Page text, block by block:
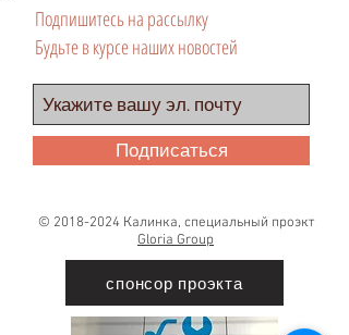
Подпишитесь на рассылку
Будьте в курсе наших новостей
Подписаться
© 2018-2024 Калинка, специальный проэкт
Gloria Group
спонсор проэкта